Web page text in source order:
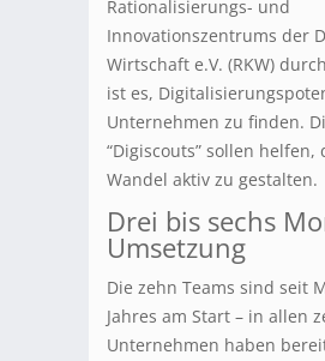
Rationalisierungs- und
Innovationszentrums der
Wirtschaft e.V. (RKW)
ist es,
Unternehmen zu finden.
“Digiscouts” sollen
Wandel aktiv zu gestalten.
Drei bis sechs
Umsetzung
Die zehn Teams sind seit
Jahres am Start – in allen
Unternehmen haben